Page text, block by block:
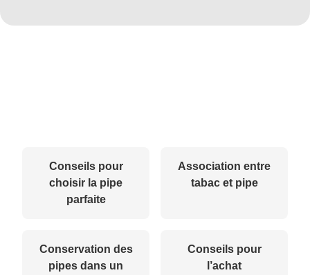
Conseils pour
choisir la pipe
parfaite
Association entre
tabac et pipe
Conservation des
pipes dans un
Conseils pour
l’achat